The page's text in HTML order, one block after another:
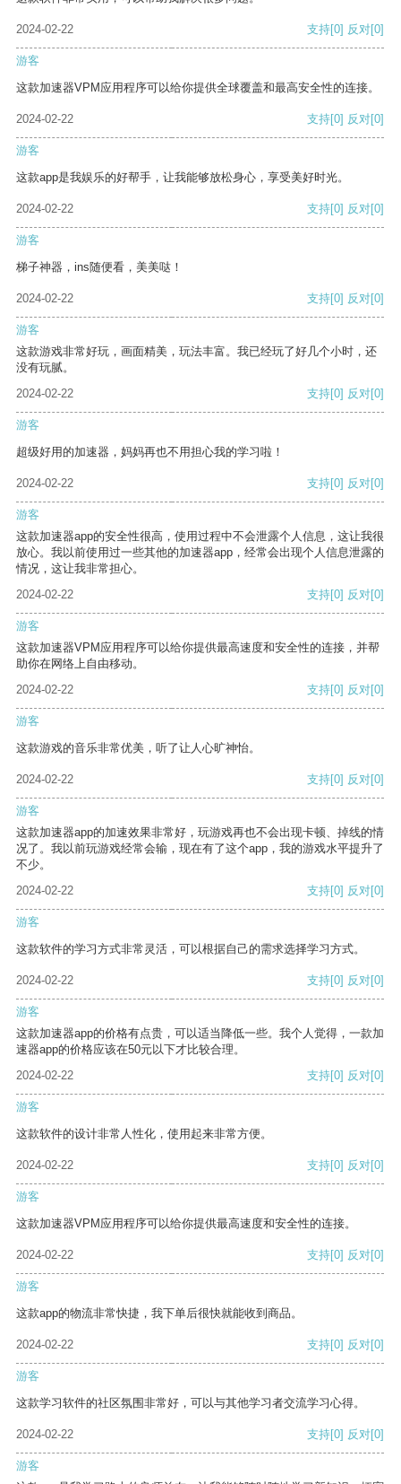
2024-02-22 支持[0] 反对[0]
游客
这款加速器VPM应用程序可以给你提供全球覆盖和最高安全性的连接。
2024-02-22 支持[0] 反对[0]
游客
这款app是我娱乐的好帮手，让我能够放松身心，享受美好时光。
2024-02-22 支持[0] 反对[0]
游客
梯子神器，ins随便看，美美哒！
2024-02-22 支持[0] 反对[0]
游客
这款游戏非常好玩，画面精美，玩法丰富。我已经玩了好几个小时，还
没有玩腻。
2024-02-22
支持[0] 反对[0]
游客
超级好用的加速器，妈妈再也不用担心我的学习啦！
2024-02-22 支持[0] 反对[0]
游客
这款加速器app的安全性很高，使用过程中不会泄露个人信息，这让我很
放心。我以前使用过一些其他的加速器app，经常会出现个人信息泄露的
情况，这让我非常担心。
2024-02-22
支持[0] 反对[0]
游客
这款加速器VPM应用程序可以给你提供最高速度和安全性的连接，并帮
助你在网络上自由移动。
2024-02-22
支持[0] 反对[0]
游客
这款游戏的音乐非常优美，听了让人心旷神怡。
2024-02-22 支持[0] 反对[0]
游客
这款加速器app的加速效果非常好，玩游戏再也不会出现卡顿、掉线的情
况了。我以前玩游戏经常会输，现在有了这个app，我的游戏水平提升了
不少。
2024-02-22
支持[0] 反对[0]
游客
这款软件的学习方式非常灵活，可以根据自己的需求选择学习方式。
2024-02-22 支持[0] 反对[0]
游客
这款加速器app的价格有点贵，可以适当降低一些。我个人觉得，一款加
速器app的价格应该在50元以下才比较合理。
2024-02-22
支持[0] 反对[0]
游客
这款软件的设计非常人性化，使用起来非常方便。
2024-02-22 支持[0] 反对[0]
游客
这款加速器VPM应用程序可以给你提供最高速度和安全性的连接。
2024-02-22 支持[0] 反对[0]
游客
这款app的物流非常快捷，我下单后很快就能收到商品。
2024-02-22 支持[0] 反对[0]
游客
这款学习软件的社区氛围非常好，可以与其他学习者交流学习心得。
2024-02-22 支持[0] 反对[0]
游客